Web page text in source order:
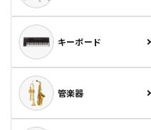
キーボード
管楽器